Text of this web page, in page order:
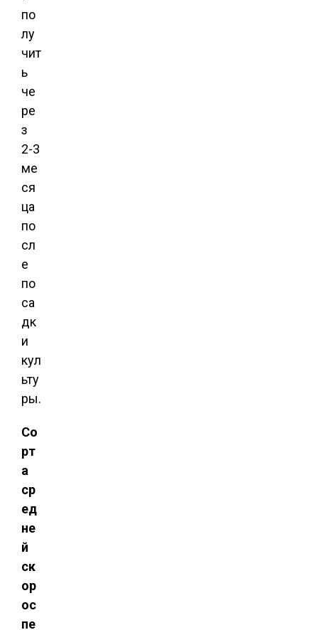
по
лу
чит
ь
че
ре
з
2-3
ме
ся
ца
по
сл
е
по
са
дк
и
кул
ьту
ры.
Со
рт
а
ср
ед
не
й
ск
ор
ос
пе